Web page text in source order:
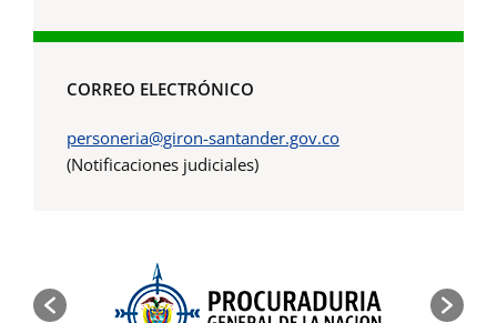
CORREO ELECTRÓNICO
personeria@giron-santander.gov.co
(Notificaciones judiciales)